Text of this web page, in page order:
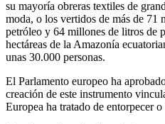
su mayoría obreras textiles de
moda, o los vertidos de más de 71
petróleo y 64 millones de litros de
hectáreas de la Amazonía
unas 30.000 personas.
El Parlamento europeo ha
creación de este instrumento
Europea ha tratado de entorpecer